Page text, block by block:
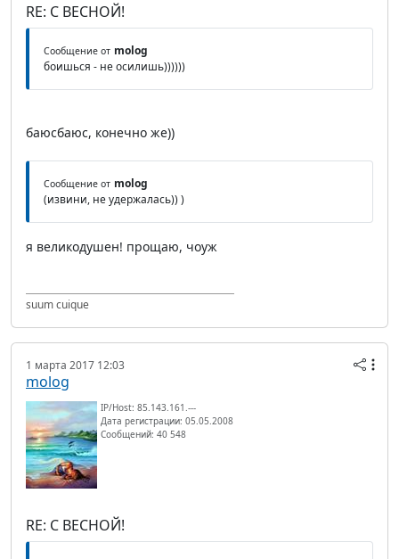
RE: С ВЕСНОЙ!
Сообщение от molog
боишься - не осилишь))))))
баюсбаюс, конечно же))
Сообщение от molog
(извини, не удержалась)) )
я великодушен! прощаю, чоуж
suum cuique
1 марта 2017 12:03
molog
IP/Host: 85.143.161.---
Дата регистрации: 05.05.2008
Сообщений: 40 548
RE: С ВЕСНОЙ!